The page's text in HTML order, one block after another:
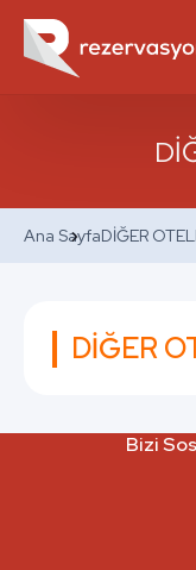
Ana SayfaDİĞER
DİĞER
Bizi